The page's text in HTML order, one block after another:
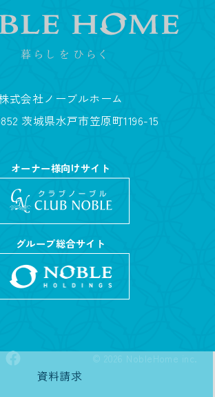
式会社ノーブルホーム
茨城県水戸市笠原町1196-15
オーナー様向けサイト
グループ総合サイト
© 2026 NobleHome inc.
資料請求